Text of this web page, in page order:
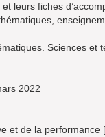
leurs fiches
Sciences et
2022
et de la